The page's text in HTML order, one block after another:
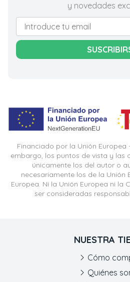
y novedades
Financiado por la Unión Europea
embargo, los puntos de vista y las
únicamente los del autor o
necesariamente los de la Unión
Europea. Ni la Unión Europea ni la
ser consideradas
NUESTRA
Cómo
Quiénes